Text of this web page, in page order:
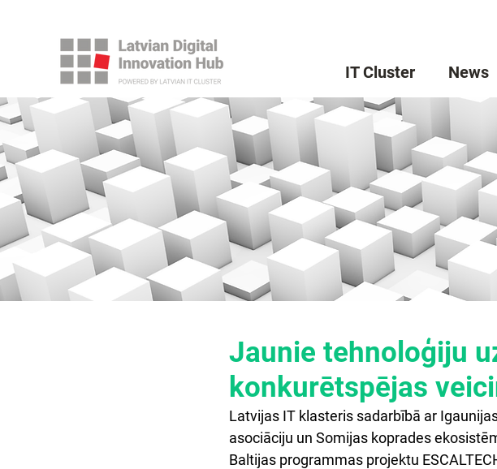
IT Cluster News
Jaunie tehnoloģiju
konkurētspējas
Latvijas IT klasteris sadarbībā ar
asociāciju un Somijas koprades
Baltijas programmas projektu